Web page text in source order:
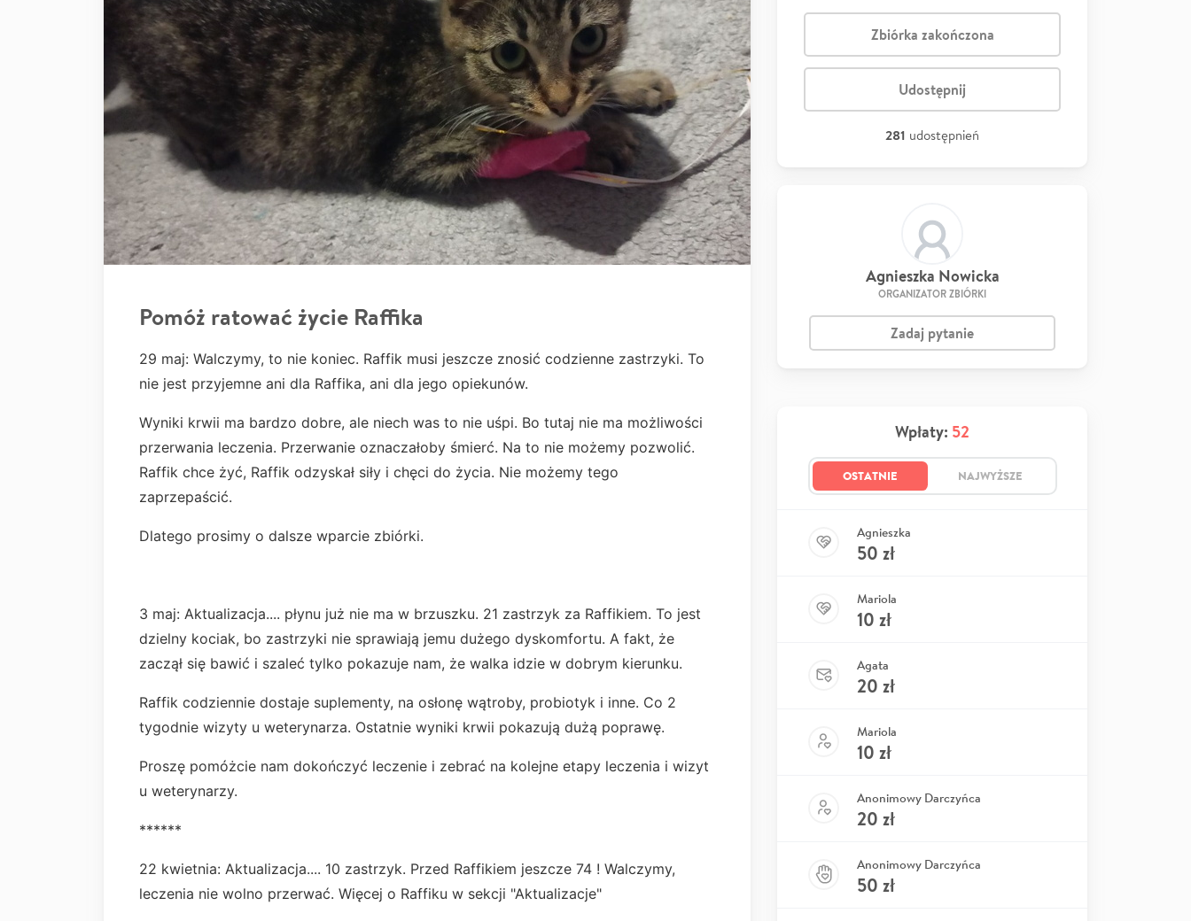
Pomóż ratować życie Raffika
29 maj: Walczymy, to nie koniec. Raffik musi jeszcze znosić codzienne zastrzyki. To
nie jest przyjemne ani dla Raffika, ani dla jego opiekunów.
Wyniki krwii ma bardzo dobre, ale niech was to nie uśpi. Bo tutaj nie ma możliwości
przerwania leczenia. Przerwanie oznaczałoby śmierć. Na to nie możemy pozwolić.
Raffik chce żyć, Raffik odzyskał siły i chęci do życia. Nie możemy tego
zaprzepaścić.
Dlatego prosimy o dalsze wparcie zbiórki.
3 maj: Aktualizacja.... płynu już nie ma w brzuszku. 21 zastrzyk za Raffikiem. To jest
dzielny kociak, bo zastrzyki nie sprawiają jemu dużego dyskomfortu. A fakt, że
zaczął się bawić i szaleć tylko pokazuje nam, że walka idzie w dobrym kierunku.
Raffik codziennie dostaje suplementy, na osłonę wątroby, probiotyk i inne. Co 2
tygodnie wizyty u weterynarza. Ostatnie wyniki krwii pokazują dużą poprawę.
Proszę pomóżcie nam dokończyć leczenie i zebrać na kolejne etapy leczenia i wizyt
u weterynarzy.
******
22 kwietnia: Aktualizacja.... 10 zastrzyk. Przed Raffikiem jeszcze 74 ! Walczymy,
leczenia nie wolno przerwać. Więcej o Raffiku w sekcji "Aktualizacje"
Zbiórka zakończona
Udostępnij
281 udostępnień
Agnieszka Nowicka
ORGANIZATOR ZBIÓRKI
Zadaj pytanie
Wpłaty: 52
OSTATNIE NAJWYŻSZE
Agnieszka
50 zł
Mariola
10 zł
Agata
20 zł
Mariola
10 zł
Anonimowy Darczyńca
20 zł
Anonimowy Darczyńca
50 zł